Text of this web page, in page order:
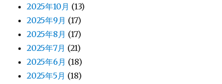
2025年10月 (13)
2025年9月 (17)
2025年8月 (17)
2025年7月 (21)
2025年6月 (18)
2025年5月 (18)